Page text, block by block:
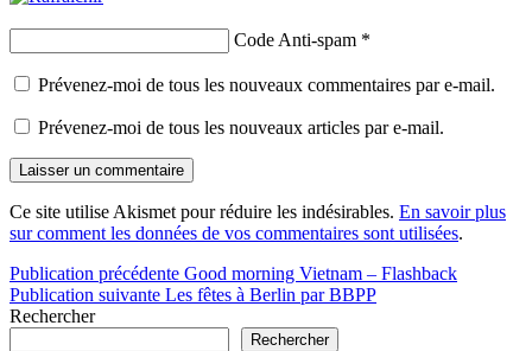
Code Anti-spam *
Prévenez-moi de tous les nouveaux commentaires par e-mail.
Prévenez-moi de tous les nouveaux articles par e-mail.
Ce site utilise Akismet pour réduire les indésirables. En savoir plus
sur comment les données de vos commentaires sont utilisées.
Navigation
de
Publication précédente Good morning Vietnam – Flashback
Publication suivante Les fêtes à Berlin par BBPP
Rechercher
Rechercher